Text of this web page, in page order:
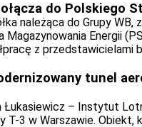
do Polskiego
należąca do Grupy
Magazynowania Energii
z przedstawicielami
tunel
Łukasiewicz – Instytut
T-3 w Warszawie. Obiekt,